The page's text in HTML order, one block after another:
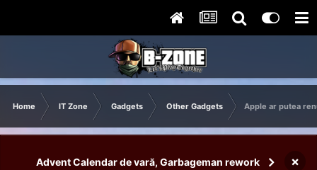
Home IT Zone Gadgets Other Gadgets Apple ar putea
Advent Calendar de vară, Garbageman rework ×